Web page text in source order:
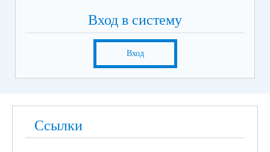
Вход в систему
Вход
Ссылки